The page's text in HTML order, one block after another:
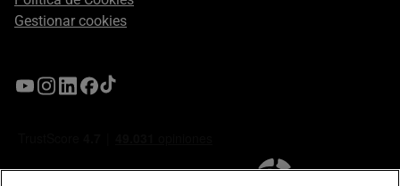
Gestionar cookies